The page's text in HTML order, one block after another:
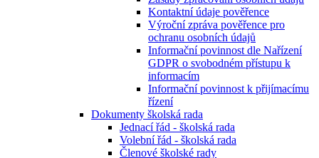
Kontaktní údaje pověřence
Výroční zpráva pověřence pro
ochranu osobních údajů
Informační povinnost dle Nařízení
GDPR o svobodném přístupu k
informacím
Informační povinnost k přijímacímu
řízení
Dokumenty školská rada
Jednací řád - školská rada
Volební řád - školská rada
Členové školské rady